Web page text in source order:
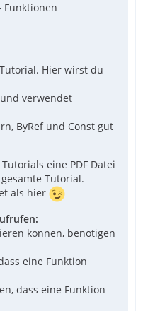
Funktionen
Hier wirst du
verwendet
ByRef und Const gut
eine PDF Datei
Tutorial.
als hier
können, benötigen
eine Funktion
dass eine Funktion